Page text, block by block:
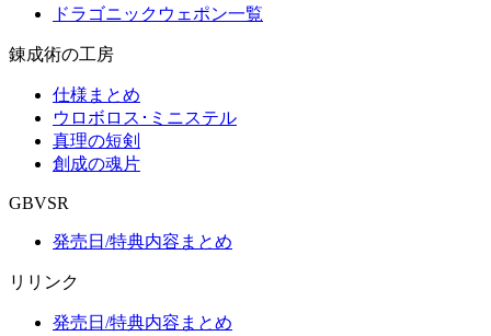
ドラゴニックウェポン一覧
錬成術の工房
仕様まとめ
ウロボロス･ミニステル
真理の短剣
創成の魂片
GBVSR
発売日/特典内容まとめ
リリンク
発売日/特典内容まとめ